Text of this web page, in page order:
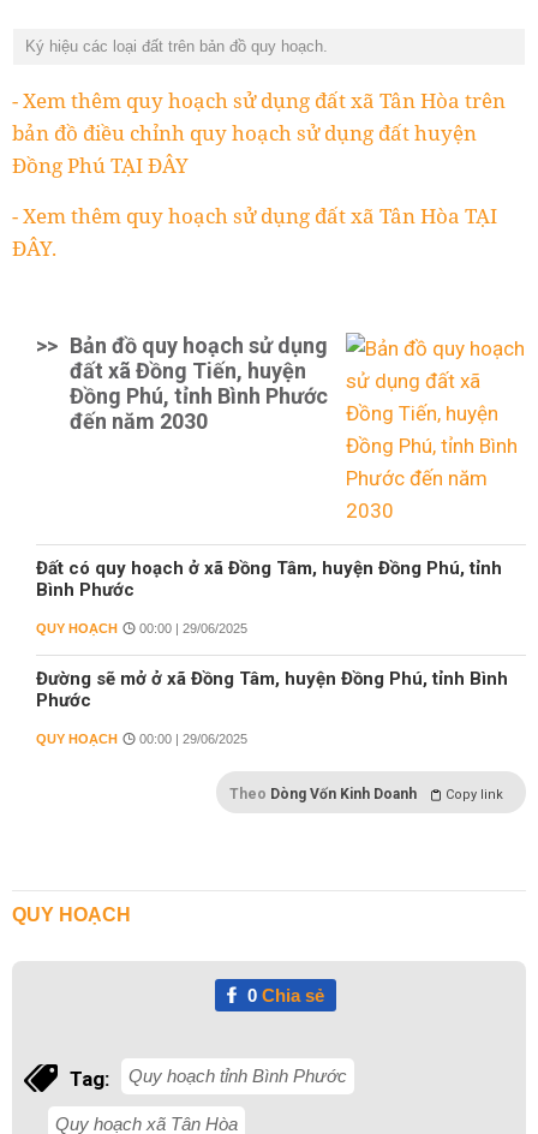
Ký hiệu các loại đất trên bản đồ quy hoạch.
- Xem thêm quy hoạch sử dụng đất xã Tân Hòa trên
bản đồ điều chỉnh quy hoạch sử dụng đất huyện
Đồng Phú TẠI ĐÂY
- Xem thêm quy hoạch sử dụng đất xã Tân Hòa TẠI
ĐÂY.
>> Bản đồ quy hoạch sử dụng
đất xã Đồng Tiến, huyện
Đồng Phú, tỉnh Bình Phước
đến năm 2030
Đất có quy hoạch ở xã Đồng Tâm, huyện Đồng Phú, tỉnh
Bình Phước
QUY HOẠCH 00:00 | 29/06/2025
Đường sẽ mở ở xã Đồng Tâm, huyện Đồng Phú, tỉnh Bình
Phước
QUY HOẠCH 00:00 | 29/06/2025
Theo Dòng Vốn Kinh Doanh Copy link
QUY HOẠCH
0Chia sẻ
Tag: Quy hoạch tỉnh Bình Phước
Quy hoạch xã Tân Hòa